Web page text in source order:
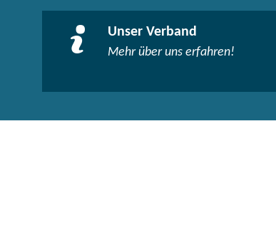
Unser Verband
Mehr über uns erfahren!